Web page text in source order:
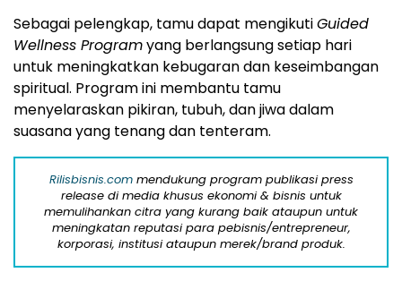
Sebagai pelengkap, tamu dapat mengikutiGuided
Wellness Programyang berlangsung setiap hari
untuk meningkatkan kebugaran dan keseimbangan
spiritual. Program ini membantu tamu
menyelaraskan pikiran, tubuh, dan jiwa dalam
suasana yang tenang dan tenteram.
Rilisbisnis.commendukung program publikasi press
release di media khusus ekonomi & bisnis untuk
memulihankan citra yang kurang baik ataupun untuk
meningkatan reputasi para pebisnis/entrepreneur,
korporasi, institusi ataupun merek/brand produk.